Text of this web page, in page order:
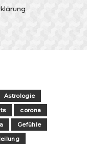
Astrologie
corona
Gefühle